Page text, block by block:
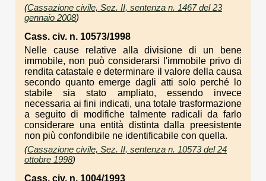
(Cassazione civile, Sez. II, sentenza n. 1467 del 23
gennaio 2008)
Cass. civ. n. 10573/1998
Nelle cause relative alla divisione di un bene
immobile, non può considerarsi l'immobile privo di
rendita catastale e determinare il valore della causa
secondo quanto emerge dagli atti solo perché lo
stabile sia stato ampliato, essendo invece
necessaria ai fini indicati, una totale trasformazione
a seguito di modifiche talmente radicali da farlo
considerare una entità distinta dalla preesistente
non più confondibile ne identificabile con quella.
(Cassazione civile, Sez. II, sentenza n. 10573 del 24
ottobre 1998)
Cass. civ. n. 1004/1993